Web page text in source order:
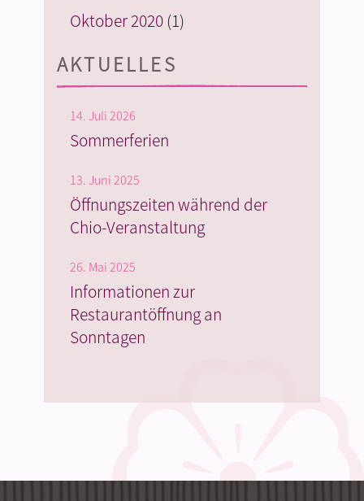
Oktober 2020(1)
AKTUELLES
14. Juli 2026
Sommerferien
13. Juni 2025
Öffnungszeiten während der
Chio-Veranstaltung
26. Mai 2025
Informationen zur
Restaurantöffnung an
Sonntagen